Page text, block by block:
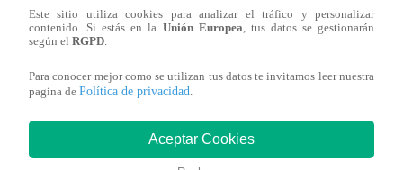
También te puede
Este sitio utiliza cookies para analizar el tráfico y personalizar
contenido. Si estás en la Unión Europea , tus datos se gestionarán
según el RGPD
Para conocer mejor como se utilizan tus datos te invitamos leer nuestra
pagina de Política de privacidad
Aceptar Cookies